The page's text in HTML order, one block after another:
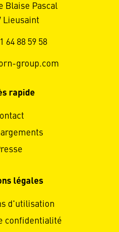
Blaise Pascal
Lieusaint
64 88 59 58
group.com
rapide
légales
d'utilisation
confidentialité